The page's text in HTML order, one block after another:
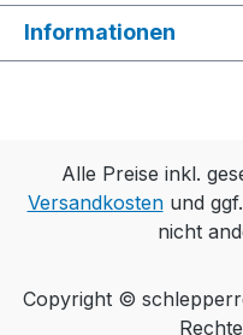
Informationen
Alle Preise inkl.
Versandkostenund
nicht
Copyright ©